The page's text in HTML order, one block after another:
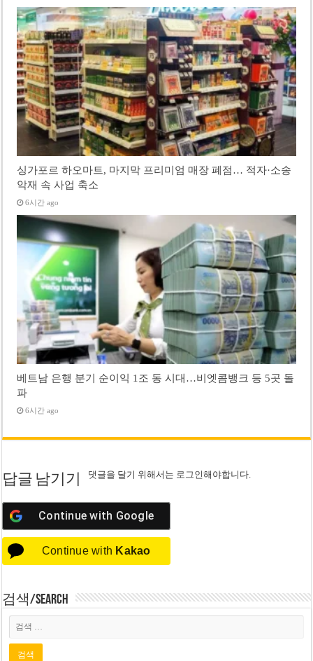
싱가포르 하오마트, 마지막 프리미엄 매장 폐점… 적자·소송
악재 속 사업 축소
6시간 ago
베트남 은행 분기 순이익 1조 동 시대…비엣콤뱅크 등 5곳 돌
파
6시간 ago
답글 남기기 댓글을 달기 위해서는 로그인해야합니다.
Continue with Google
Continue with Kakao
검색/Search